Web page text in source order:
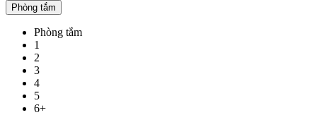
Phòng tắm
Phòng tắm
1
2
3
4
5
6+